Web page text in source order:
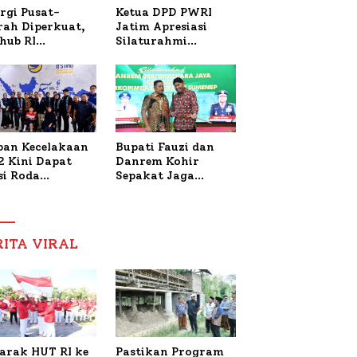
Pusat-
Diperkuat,
RI
Bahas
KM
Sentosa II
Ketua DPD PWRI
Jatim Apresiasi
Silaturahmi
dan PWRI, Sebut
Kemitraan Ideal
Polri-Pers
Kecelakaan
Kini Dapat
Roda
Nabil
Bupati Fauzi dan
Danrem Kohir
Sepakat Jaga
VIRAL
HUT RI ke
Pastikan Program